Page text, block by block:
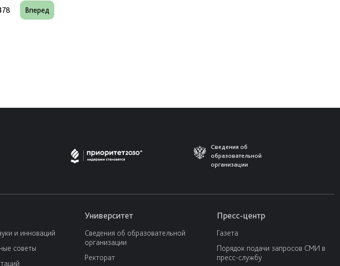
Вперед
Сведения об
образовательной
организации
и инноваций
советы
Университет
Сведения об образовательной
организации
Ректорат
Пресс-центр
Газета
Порядок подачи запросов СМИ в
пресс-службу